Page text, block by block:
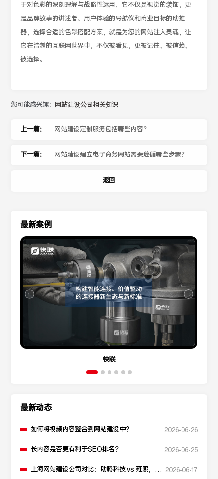
于对色彩的深刻理解与战略性运用，它不仅是视觉的装饰，更
是品牌故事的讲述者、用户体验的导航仪和商业目标的助推
器，选择合适的色彩搭配方案，就是为您的网站注入灵魂，让
它在浩瀚的互联网世界中，不仅被看见，更被记住、被信赖、
被选择。
您可能感兴趣： 网站建设公司相关知识
上一篇： 网站建设定制服务包括哪些内容？
下一篇： 网站建设建立电子商务网站需要遵循哪些步骤？
返回
最新案例
快联
最新动态
如何将视频内容整合到网站建设中？ 2026-06-26
长内容是否更有利于SEO排名？ 2026-06-25
上海网站建设公司对比：助腾科技 vs 雍熙，如
2026-06-17